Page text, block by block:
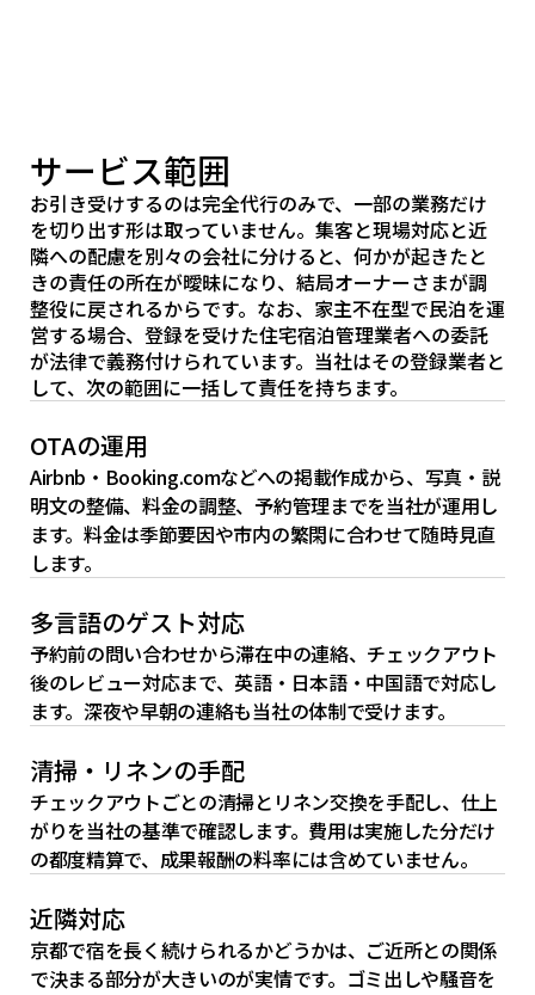
サービス範囲
お引き受けするのは完全代行のみで、一部の業務だけ
を切り出す形は取っていません。集客と現場対応と近
隣への配慮を別々の会社に分けると、何かが起きたと
きの責任の所在が曖昧になり、結局オーナーさまが調
整役に戻されるからです。なお、家主不在型で民泊を運
営する場合、登録を受けた住宅宿泊管理業者への委託
が法律で義務付けられています。当社はその登録業者と
して、次の範囲に一括して責任を持ちます。
OTAの運用
Airbnb・Booking.comなどへの掲載作成から、写真・説
明文の整備、料金の調整、予約管理までを当社が運用し
ます。料金は季節要因や市内の繁閑に合わせて随時見直
します。
多言語のゲスト対応
予約前の問い合わせから滞在中の連絡、チェックアウト
後のレビュー対応まで、英語・日本語・中国語で対応し
ます。深夜や早朝の連絡も当社の体制で受けます。
清掃・リネンの手配
チェックアウトごとの清掃とリネン交換を手配し、仕上
がりを当社の基準で確認します。費用は実施した分だけ
の都度精算で、成果報酬の料率には含めていません。
近隣対応
京都で宿を長く続けられるかどうかは、ご近所との関係
で決まる部分が大きいのが実情です。ゴミ出しや騒音を